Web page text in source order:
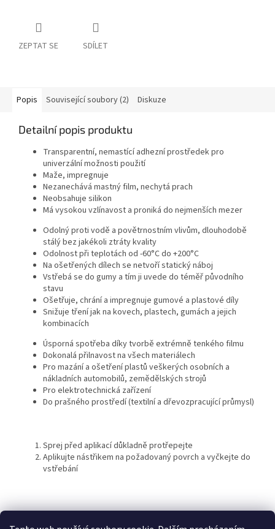
ZEPTAT SE SDÍLET
Popis Související soubory (2) Diskuze
Detailní popis produktu
Transparentní, nemastící adhezní prostředek pro
univerzální možnosti použití
Maže, impregnuje
Nezanechává mastný film, nechytá prach
Neobsahuje silikon
Má vysokou vzlínavost a proniká do nejmenších mezer
Odolný proti vodě a povětrnostním vlivům, dlouhodobě
stálý bez jakékoli ztráty kvality
Odolnost při teplotách od -60°C do +200°C
Na ošetřených dílech se netvoří statický náboj
Vstřebá se do gumy a tím ji uvede do téměř původního
stavu
Ošetřuje, chrání a impregnuje gumové a plastové díly
Snižuje tření jak na kovech, plastech, gumách a jejich
kombinacích
Úsporná spotřeba díky tvorbě extrémně tenkého filmu
Dokonalá přilnavost na všech materiálech
Pro mazání a ošetření plastů veškerých osobních a
nákladních automobilů, zemědělských strojů
Pro elektrotechnická zařízení
Do prašného prostředí (textilní a dřevozpracující průmysl)
Sprej před aplikací důkladně protřepejte
Aplikujte nástřikem na požadovaný povrch a vyčkejte do
vstřebání
Z